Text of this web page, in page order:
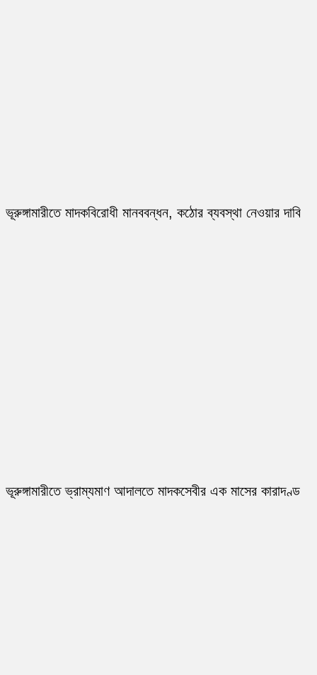
ভূরুঙ্গামারীতে মাদকবিরোধী মানববন্ধন, কঠোর ব্যবস্থা নেওয়ার দাবি
ভূরুঙ্গামারীতে ভ্রাম্যমাণ আদালতে মাদকসেবীর এক মাসের কারাদণ্ড